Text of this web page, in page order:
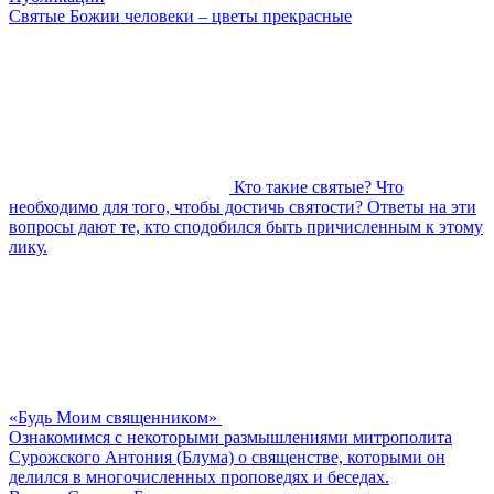
Святые Божии человеки – цветы прекрасные
Кто такие святые? Что
необходимо для того, чтобы достичь святости? Ответы на эти
вопросы дают те, кто сподобился быть причисленным к этому
лику.
«Будь Моим священником»
Ознакомимся с некоторыми размышлениями митрополита
Сурожского Антония (Блума) о священстве, которыми он
делился в многочисленных проповедях и беседах.